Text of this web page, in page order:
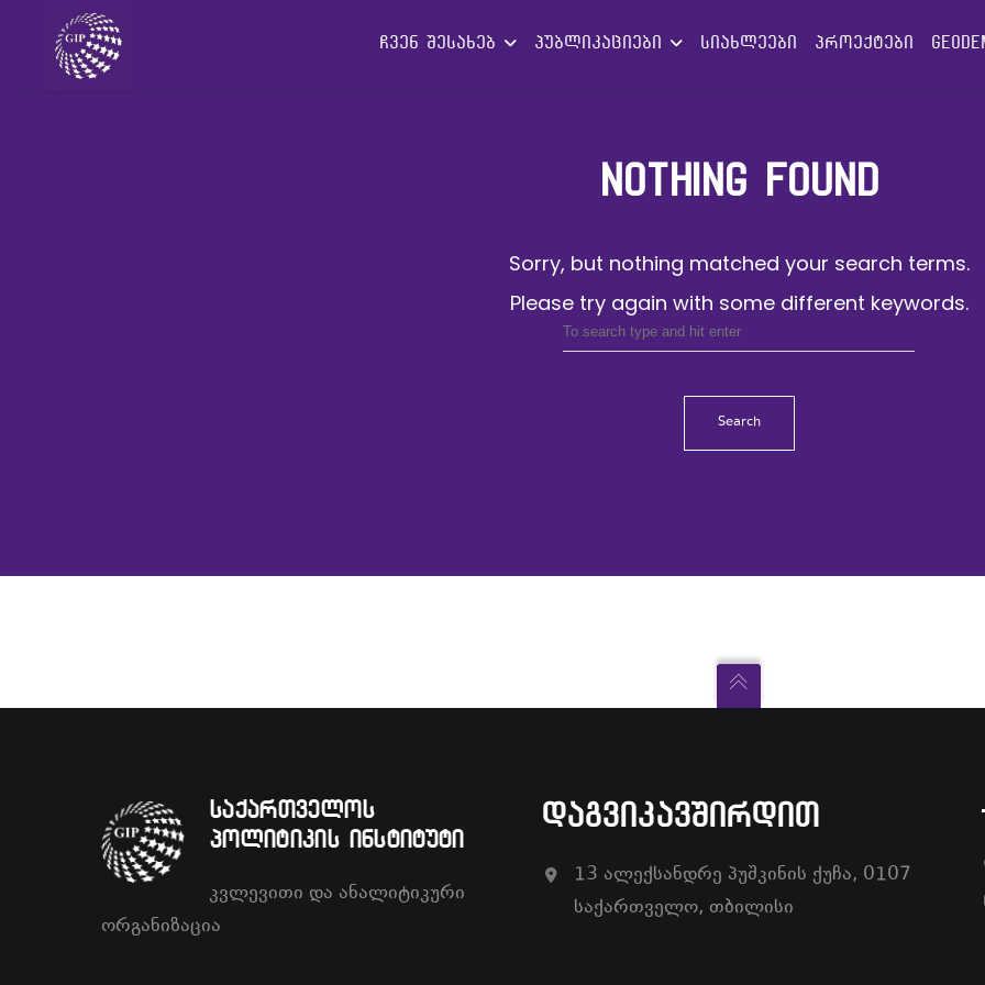
ჩვენ შესახებ პუბლიკაციები სიახლეები პროექტები
NOTHING FOUND
Sorry, but nothing matched your search terms.
Please try again with some different keywords.
Search
საქართველოს
პოლიტიკის ინსტიტუტი
კვლევითი და ანალიტიკური
ორგანიზაცია
ᲓᲐᲒᲕᲘᲙᲐᲕᲨᲘᲠᲓᲘᲗ
13 ალექსანდრე პუშკინის ქუჩა, 0107
საქართველო, თბილისი